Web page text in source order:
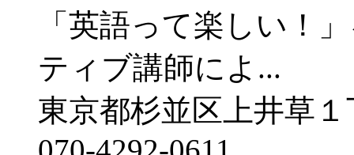
「英語って楽しい！
ティブ講師によ...
東京都杉並区上井草